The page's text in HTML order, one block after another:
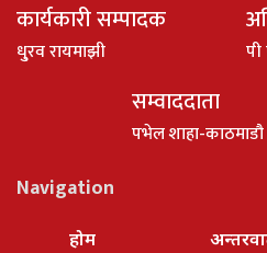
कार्यकारी सम्पादक
धु्रव रायमाझी पी
सम्वाददाता
पभेल शाहा-काठमाडौ
Navigation
होम